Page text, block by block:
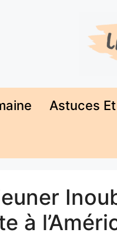
Astuces
à